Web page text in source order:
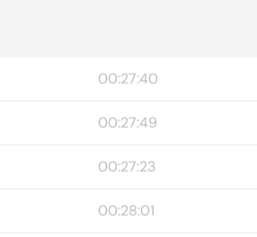
00:27:40
00:27:49
00:27:23
00:28:01